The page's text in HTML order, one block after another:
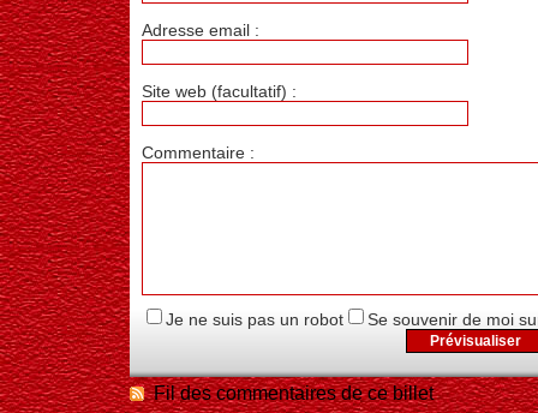
Adresse email :
Site web (facultatif) :
Commentaire :
Je ne suis pas un robot Se souvenir de moi
Fil des commentaires de ce billet